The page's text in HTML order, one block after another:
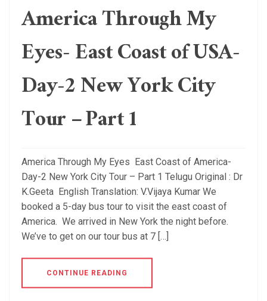
America Through My
Eyes- East Coast of USA-
Day-2 New York City
Tour – Part 1
America Through My Eyes East Coast of America-
Day-2 New York City Tour – Part 1 Telugu Original : Dr
K.Geeta English Translation: V.Vijaya Kumar We
booked a 5-day bus tour to visit the east coast of
America. We arrived in New York the night before.
We’ve to get on our tour bus at 7 […]
CONTINUE READING